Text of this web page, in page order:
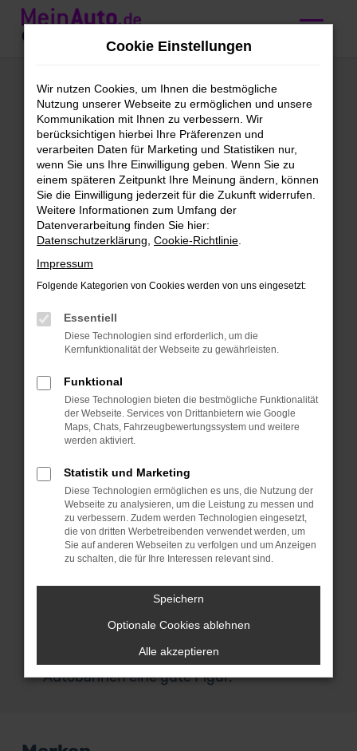
Zum
Hauptinhalt
Ford Vorführwagen
kaufen mit
Lieferservice nach
Innsbruck
Höchst vorzeigbar: unsere Ford
Vorführwagen für Innsbruck
Vorhang auf für unsere Ford
Mobilität in Innsbruck kaum eine
geeigneter Alternative existiert. Ford
Vorführwagen sind fast noch Neuwagen.
Bedenke bitte, dass die Fahrzeuge in
aller Regel dem Zweck dienten,
Neuwagen zu verkaufen und deren
Vorteile zu demonstrieren. Nach meist
dann als Ford Vorführwagen aussortiert
und gelangen in den Verkauf. Die
Qualität hat unter den Probefahrten
naturgemäß nicht gelitten und so ließe
sich eher von gut eingefahrenen
Preis sprechen. Für den Stadtverkehr in
Innsbruck eignet sich das Modell
ohnehin perfekt und macht zudem auch
bei Fahrten über Landstraßen und
Autobahnen eine gute Figur.
Cookie Einstellungen
Wir nutzen Cookies, um Ihnen die bestmögliche
Nutzung unserer Webseite zu ermöglichen und unsere
Kommunikation mit Ihnen zu verbessern. Wir
berücksichtigen hierbei Ihre Präferenzen und
verarbeiten Daten für Marketing und Statistiken nur,
wenn Sie uns Ihre Einwilligung geben. Wenn Sie zu
einem späteren Zeitpunkt Ihre Meinung ändern, können
Sie die Einwilligung jederzeit für die Zukunft widerrufen.
Weitere Informationen zum Umfang der
Datenverarbeitung finden Sie hier:
Datenschutzerklärung Cookie-Richtlinie
Impressum
Folgende Kategorien von Cookies werden von uns eingesetzt:
Essentiell
Diese Technologien sind erforderlich, um die
Kernfunktionalität der Webseite zu gewährleisten.
Funktional
Diese Technologien bieten die bestmögliche Funktionalität
der Webseite. Services von Drittanbietern wie Google
Maps, Chats, Fahrzeugbewertungssystem und weitere
werden aktiviert.
Statistik und Marketing
Diese Technologien ermöglichen es uns, die Nutzung der
Webseite zu analysieren, um die Leistung zu messen und
zu verbessern. Zudem werden Technologien eingesetzt,
die von dritten Werbetreibenden verwendet werden, um
Sie auf anderen Webseiten zu verfolgen und um Anzeigen
zu schalten, die für Ihre Interessen relevant sind.
Speichern
Optionale Cookies ablehnen
Alle akzeptieren